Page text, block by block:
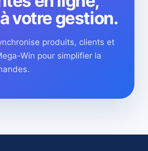
votre gestion.
produits, clients et
Win pour simplifier la